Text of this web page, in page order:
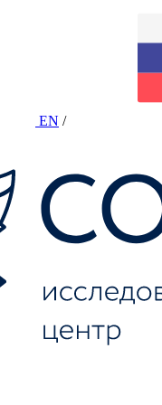
EN /